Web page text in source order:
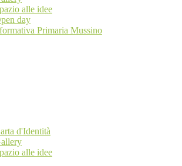
alle idee
day
Primaria Mussino
d'Identità
alle idee